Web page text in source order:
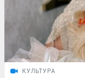
КУЛЬТУРА